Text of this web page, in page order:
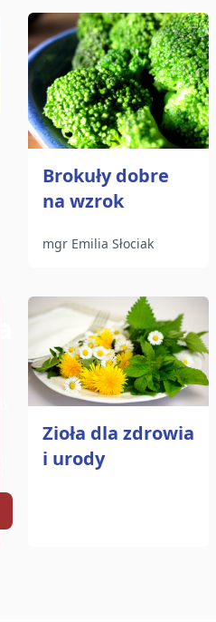
Brokuły dobre
na wzrok
mgr Emilia Słociak
Zioła dla zdrowia
i urody